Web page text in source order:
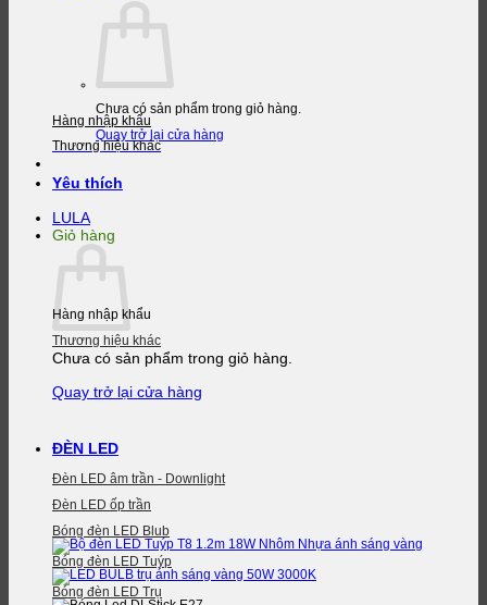
Chưa có sản phẩm trong giỏ hàng.
Quay trở lại cửa hàng
Yêu thích
LULA
Giỏ hàng
Chưa có sản phẩm trong giỏ hàng.
Quay trở lại cửa hàng
Hàng nhập khẩu
Thương hiệu khác
Hàng nhập khẩu
Thương hiệu khác
ĐÈN LED
Đèn LED âm trần - Downlight
Đèn LED ốp trần
Bóng đèn LED Blub
Bóng đèn LED Tuýp
Bóng đèn LED Trụ